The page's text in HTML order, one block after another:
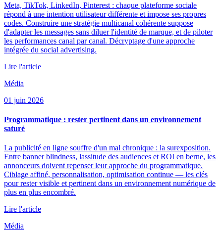
Meta, TikTok, LinkedIn, Pinterest : chaque plateforme sociale
répond à une intention utilisateur différente et impose ses propres
codes. Construire une stratégie multicanal cohérente suppose
d'adapter les messages sans diluer l'identité de marque, et de piloter
les performances canal par canal. Décryptage d'une approche
intégrée du social advertising.
Lire l'article
Média
01 juin 2026
Programmatique : rester pertinent dans un environnement
saturé
La publicité en ligne souffre d'un mal chronique : la surexposition.
Entre banner blindness, lassitude des audiences et ROI en berne, les
annonceurs doivent repenser leur approche du programmatique.
Ciblage affiné, personnalisation, optimisation continue — les clés
pour rester visible et pertinent dans un environnement numérique de
plus en plus encombré.
Lire l'article
Média